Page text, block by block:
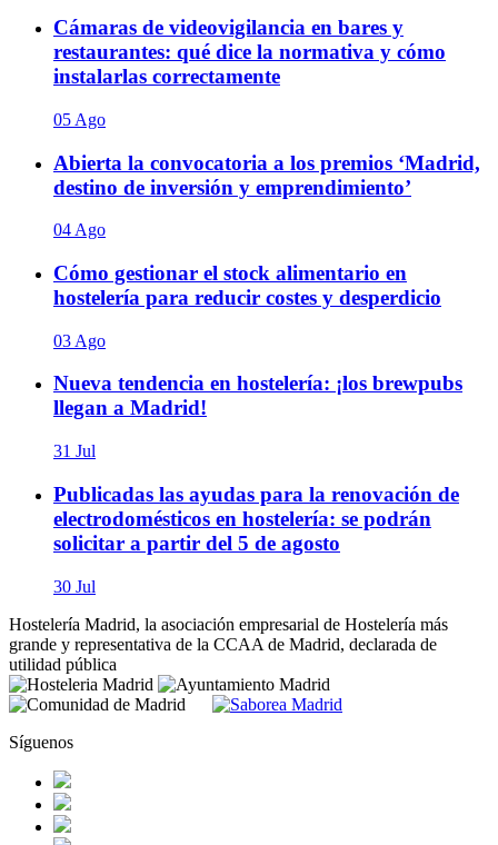
Cámaras de videovigilancia en bares y
restaurantes: qué dice la normativa y cómo
instalarlas correctamente
05 Ago
Abierta la convocatoria a los premios ‘Madrid,
destino de inversión y emprendimiento’
04 Ago
Cómo gestionar el stock alimentario en
hostelería para reducir costes y desperdicio
03 Ago
Nueva tendencia en hostelería: ¡los brewpubs
llegan a Madrid!
31 Jul
Publicadas las ayudas para la renovación de
electrodomésticos en hostelería: se podrán
solicitar a partir del 5 de agosto
30 Jul
Hostelería Madrid, la asociación empresarial de Hostelería más
grande y representativa de la CCAA de Madrid, declarada de
utilidad pública
Síguenos